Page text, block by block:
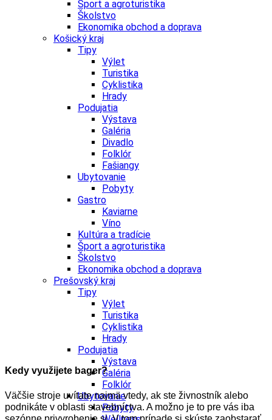
Šport a agroturistika
Školstvo
Ekonomika obchod a doprava
Košický kraj
Tipy
Výlet
Turistika
Cyklistika
Hrady
Podujatia
Výstava
Galéria
Divadlo
Folklór
Fašiangy
Ubytovanie
Pobyty
Gastro
Kaviarne
Víno
Kultúra a tradície
Šport a agroturistika
Školstvo
Ekonomika obchod a doprava
Prešovský kraj
Tipy
Výlet
Turistika
Cyklistika
Hrady
Podujatia
Výstava
Galéria
Folklór
Ubytovanie
Pobyty
Kedy využijete bager?
Väčšie stroje uvítate najmä vtedy, ak ste živnostník alebo
podnikáte v oblasti stavebníctva. A možno je to pre vás iba